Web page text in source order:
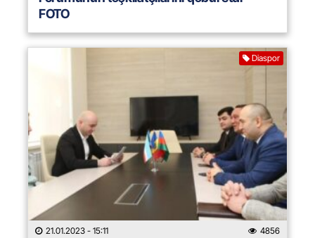
FOTO
Diaspor
21.01.2023 - 15:11 4856